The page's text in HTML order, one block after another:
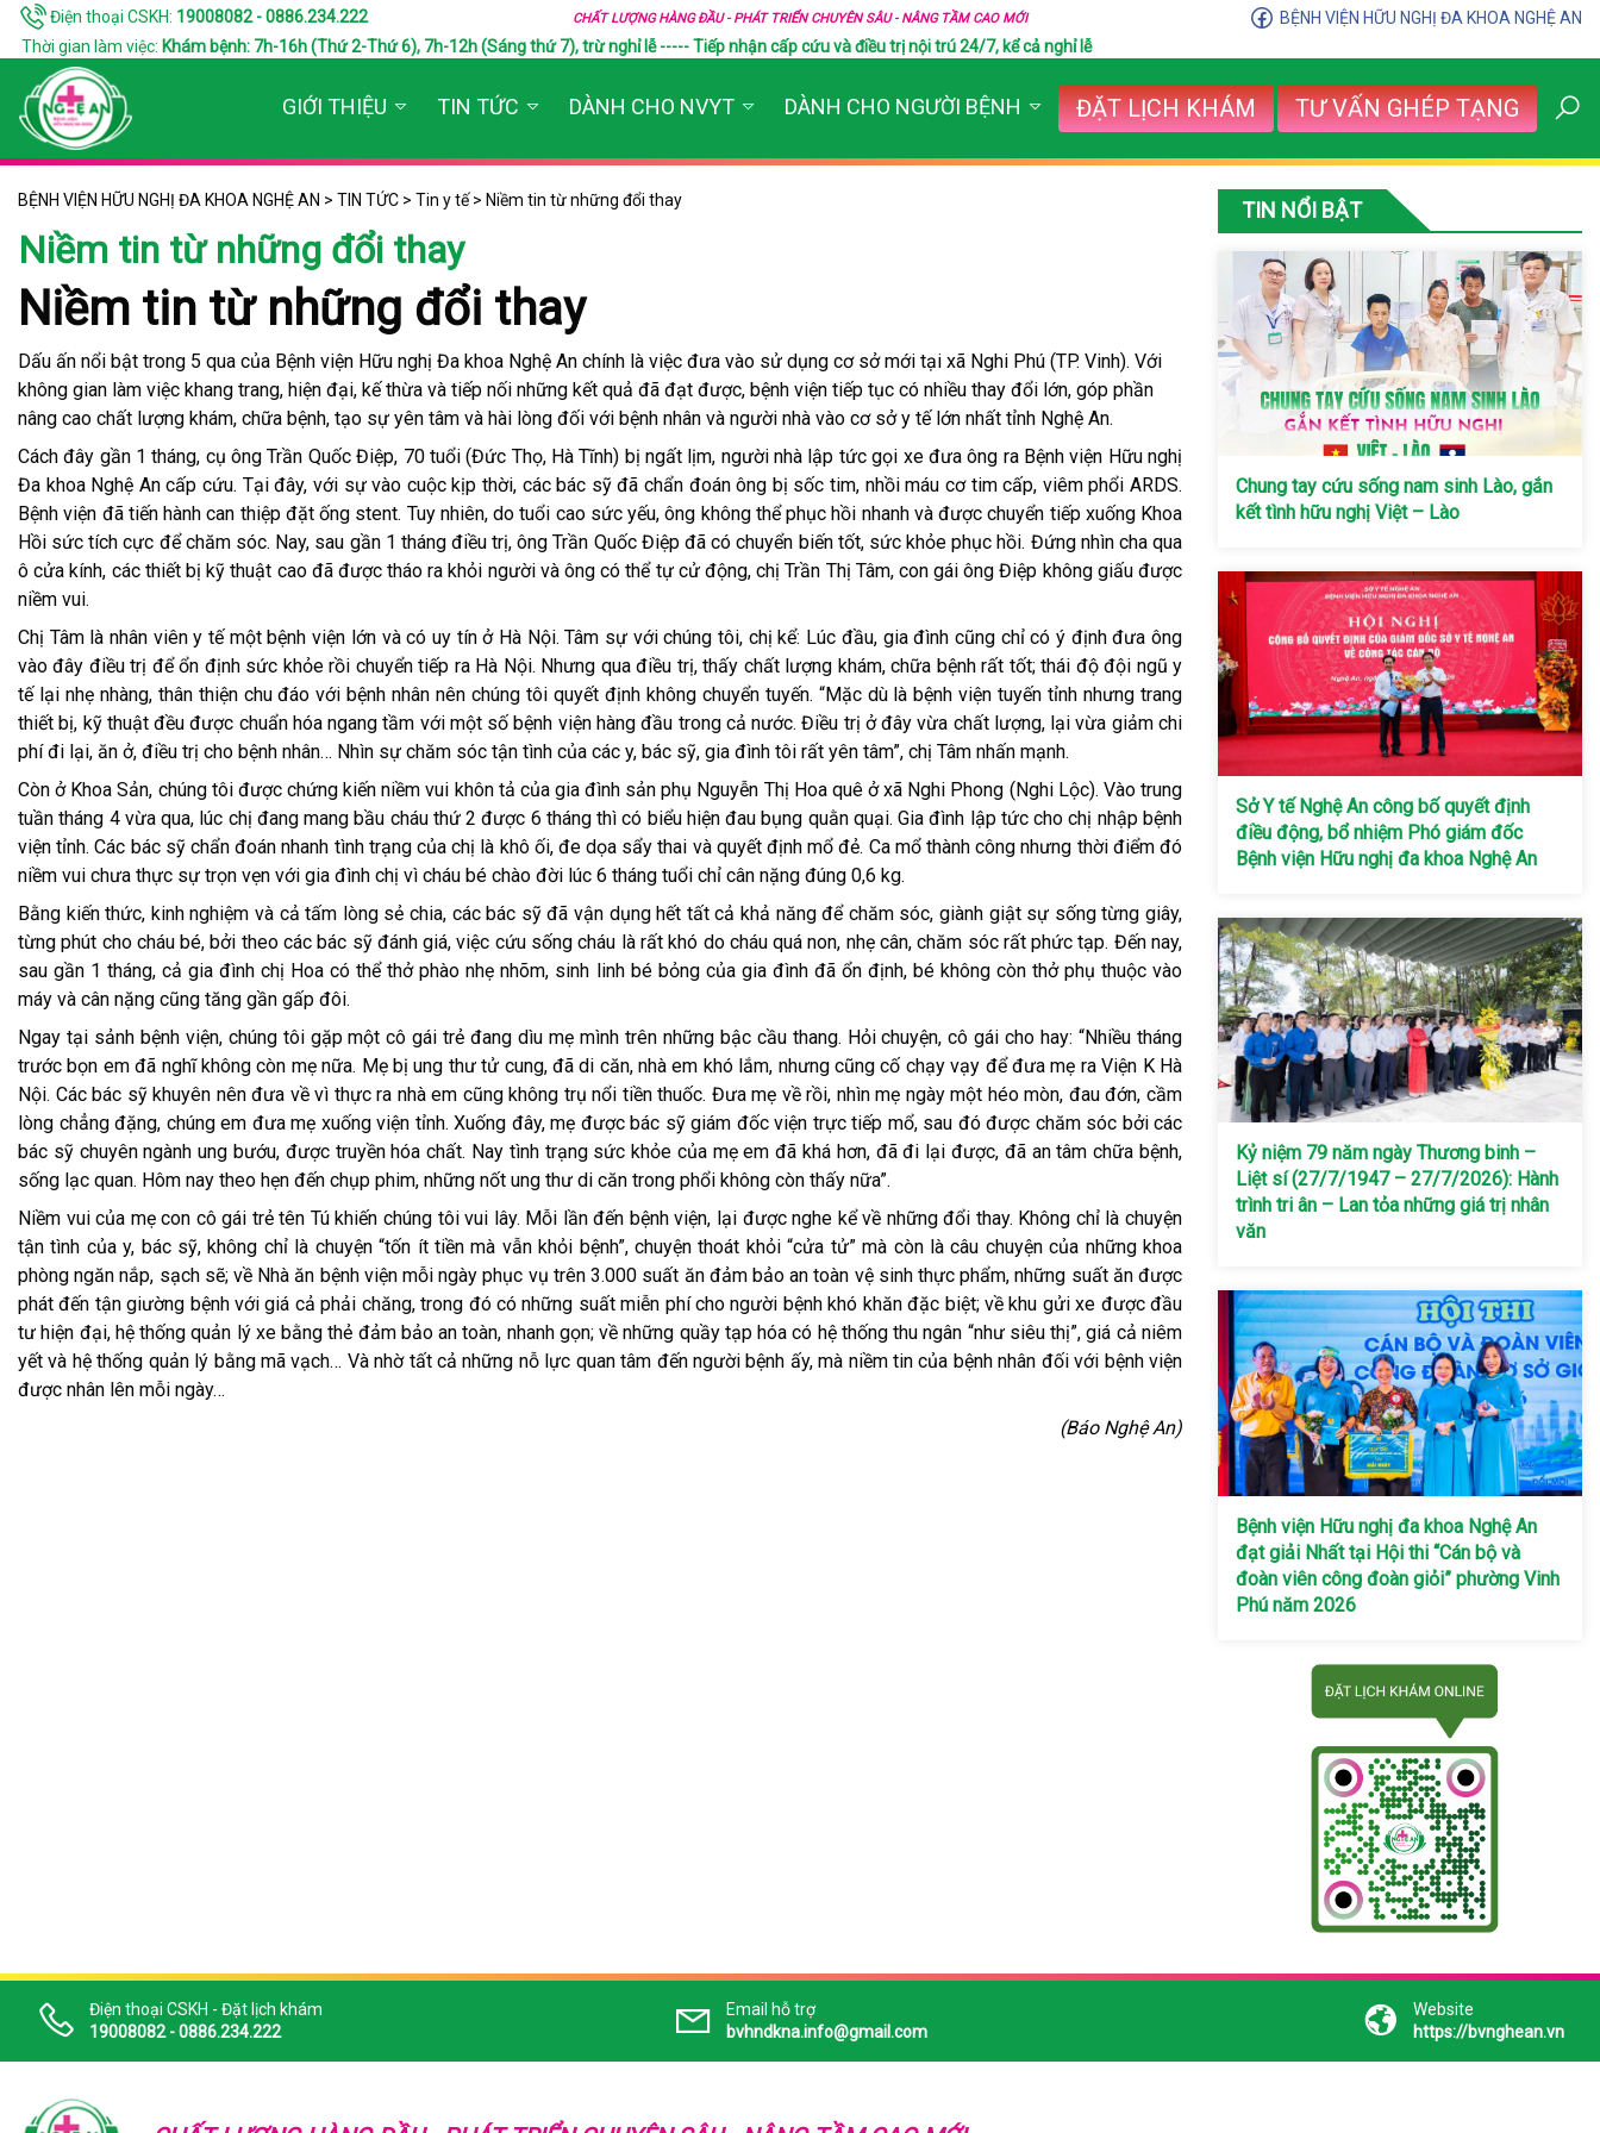
Điện thoại CSKH: 19008082 - 0886.234.222 CHẤT LƯỢNG HÀNG ĐẦU - PHÁT TRIỂN CHUYÊN SÂU - NÂNG TẦM CAO MỚI
BỆNH VIỆN HỮU NGHỊ ĐA KHOA NGHỆ AN
Thời gian làm việc: Khám bệnh: 7h-16h (Thứ 2-Thứ 6), 7h-12h (Sáng thứ 7), trừ nghỉ lễ ----- Tiếp nhận cấp cứu và điều trị nội trú 24/7, kể cả nghỉ lễ
GIỚI THIỆU TIN TỨC DÀNH CHO NVYT DÀNH CHO NGƯỜI BỆNH ĐẶT LỊCH KHÁM TƯ VẤN GHÉP TẠNG
BỆNH VIỆN HỮU NGHỊ ĐA KHOA NGHỆ AN > TIN TỨC > Tin y tế> Niềm tin từ những đổi thay
Niềm tin từ những đổi thay
Niềm tin từ những đổi thay
Dấu ấn nổi bật trong 5 qua của Bệnh viện Hữu nghị Đa khoa Nghệ An chính là việc đưa vào sử dụng cơ sở mới tại xã Nghi Phú (TP. Vinh). Với
không gian làm việc khang trang, hiện đại, kế thừa và tiếp nối những kết quả đã đạt được, bệnh viện tiếp tục có nhiều thay đổi lớn, góp phần
nâng cao chất lượng khám, chữa bệnh, tạo sự yên tâm và hài lòng đối với bệnh nhân và người nhà vào cơ sở y tế lớn nhất tỉnh Nghệ An.
Cách đây gần 1 tháng, cụ ông Trần Quốc Điệp, 70 tuổi (Đức Thọ, Hà Tĩnh) bị ngất lịm, người nhà lập tức gọi xe đưa ông ra Bệnh viện Hữu nghị
Đa khoa Nghệ An cấp cứu. Tại đây, với sự vào cuộc kịp thời, các bác sỹ đã chẩn đoán ông bị sốc tim, nhồi máu cơ tim cấp, viêm phổi ARDS.
Bệnh viện đã tiến hành can thiệp đặt ống stent. Tuy nhiên, do tuổi cao sức yếu, ông không thể phục hồi nhanh và được chuyển tiếp xuống Khoa
Hồi sức tích cực để chăm sóc. Nay, sau gần 1 tháng điều trị, ông Trần Quốc Điệp đã có chuyển biến tốt, sức khỏe phục hồi. Đứng nhìn cha qua
ô cửa kính, các thiết bị kỹ thuật cao đã được tháo ra khỏi người và ông có thể tự cử động, chị Trần Thị Tâm, con gái ông Điệp không giấu được
niềm vui.
Chị Tâm là nhân viên y tế một bệnh viện lớn và có uy tín ở Hà Nội. Tâm sự với chúng tôi, chị kể: Lúc đầu, gia đình cũng chỉ có ý định đưa ông
vào đây điều trị để ổn định sức khỏe rồi chuyển tiếp ra Hà Nội. Nhưng qua điều trị, thấy chất lượng khám, chữa bệnh rất tốt; thái độ đội ngũ y
tế lại nhẹ nhàng, thân thiện chu đáo với bệnh nhân nên chúng tôi quyết định không chuyển tuyến. “Mặc dù là bệnh viện tuyến tỉnh nhưng trang
thiết bị, kỹ thuật đều được chuẩn hóa ngang tầm với một số bệnh viện hàng đầu trong cả nước. Điều trị ở đây vừa chất lượng, lại vừa giảm chi
phí đi lại, ăn ở, điều trị cho bệnh nhân… Nhìn sự chăm sóc tận tình của các y, bác sỹ, gia đình tôi rất yên tâm”, chị Tâm nhấn mạnh.
Còn ở Khoa Sản, chúng tôi được chứng kiến niềm vui khôn tả của gia đình sản phụ Nguyễn Thị Hoa quê ở xã Nghi Phong (Nghi Lộc). Vào trung
tuần tháng 4 vừa qua, lúc chị đang mang bầu cháu thứ 2 được 6 tháng thì có biểu hiện đau bụng quằn quại. Gia đình lập tức cho chị nhập bệnh
viện tỉnh. Các bác sỹ chẩn đoán nhanh tình trạng của chị là khô ối, đe dọa sẩy thai và quyết định mổ đẻ. Ca mổ thành công nhưng thời điểm đó
niềm vui chưa thực sự trọn vẹn với gia đình chị vì cháu bé chào đời lúc 6 tháng tuổi chỉ cân nặng đúng 0,6 kg.
Bằng kiến thức, kinh nghiệm và cả tấm lòng sẻ chia, các bác sỹ đã vận dụng hết tất cả khả năng để chăm sóc, giành giật sự sống từng giây,
từng phút cho cháu bé, bởi theo các bác sỹ đánh giá, việc cứu sống cháu là rất khó do cháu quá non, nhẹ cân, chăm sóc rất phức tạp. Đến nay,
sau gần 1 tháng, cả gia đình chị Hoa có thể thở phào nhẹ nhõm, sinh linh bé bỏng của gia đình đã ổn định, bé không còn thở phụ thuộc vào
máy và cân nặng cũng tăng gần gấp đôi.
Ngay tại sảnh bệnh viện, chúng tôi gặp một cô gái trẻ đang dìu mẹ mình trên những bậc cầu thang. Hỏi chuyện, cô gái cho hay: “Nhiều tháng
trước bọn em đã nghĩ không còn mẹ nữa. Mẹ bị ung thư tử cung, đã di căn, nhà em khó lắm, nhưng cũng cố chạy vạy để đưa mẹ ra Viện K Hà
Nội. Các bác sỹ khuyên nên đưa về vì thực ra nhà em cũng không trụ nổi tiền thuốc. Đưa mẹ về rồi, nhìn mẹ ngày một héo mòn, đau đớn, cầm
lòng chẳng đặng, chúng em đưa mẹ xuống viện tỉnh. Xuống đây, mẹ được bác sỹ giám đốc viện trực tiếp mổ, sau đó được chăm sóc bởi các
bác sỹ chuyên ngành ung bướu, được truyền hóa chất. Nay tình trạng sức khỏe của mẹ em đã khá hơn, đã đi lại được, đã an tâm chữa bệnh,
sống lạc quan. Hôm nay theo hẹn đến chụp phim, những nốt ung thư di căn trong phổi không còn thấy nữa”.
Niềm vui của mẹ con cô gái trẻ tên Tú khiến chúng tôi vui lây. Mỗi lần đến bệnh viện, lại được nghe kể về những đổi thay. Không chỉ là chuyện
tận tình của y, bác sỹ, không chỉ là chuyện “tốn ít tiền mà vẫn khỏi bệnh”, chuyện thoát khỏi “cửa tử” mà còn là câu chuyện của những khoa
phòng ngăn nắp, sạch sẽ; về Nhà ăn bệnh viện mỗi ngày phục vụ trên 3.000 suất ăn đảm bảo an toàn vệ sinh thực phẩm, những suất ăn được
phát đến tận giường bệnh với giá cả phải chăng, trong đó có những suất miễn phí cho người bệnh khó khăn đặc biệt; về khu gửi xe được đầu
tư hiện đại, hệ thống quản lý xe bằng thẻ đảm bảo an toàn, nhanh gọn; về những quầy tạp hóa có hệ thống thu ngân “như siêu thị”, giá cả niêm
yết và hệ thống quản lý bằng mã vạch… Và nhờ tất cả những nỗ lực quan tâm đến người bệnh ấy, mà niềm tin của bệnh nhân đối với bệnh viện
được nhân lên mỗi ngày…
(Báo Nghệ An)
TIN NỔI BẬT
Chung tay cứu sống nam sinh Lào, gắn
kết tình hữu nghị Việt – Lào
Sở Y tế Nghệ An công bố quyết định
điều động, bổ nhiệm Phó giám đốc
Bệnh viện Hữu nghị đa khoa Nghệ An
Kỷ niệm 79 năm ngày Thương binh –
Liệt sí (27/7/1947 – 27/7/2026): Hành
trình tri ân – Lan tỏa những giá trị nhân
văn
Bệnh viện Hữu nghị đa khoa Nghệ An
đạt giải Nhất tại Hội thi “Cán bộ và
đoàn viên công đoàn giỏi” phường Vinh
Phú năm 2026
Điện thoại CSKH - Đặt lịch khám
19008082 - 0886.234.222
Email hỗ trợ
bvhndkna.info@gmail.com
Website
https://bvnghean.vn